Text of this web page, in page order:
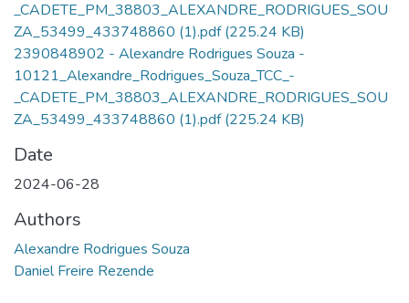
_CADETE_PM_38803_ALEXANDRE_RODRIGUES_SOU
ZA_53499_433748860 (1).pdf(225.24 KB)
2390848902 - Alexandre Rodrigues Souza -
10121_Alexandre_Rodrigues_Souza_TCC_-
_CADETE_PM_38803_ALEXANDRE_RODRIGUES_SOU
ZA_53499_433748860 (1).pdf(225.24 KB)
Date
2024-06-28
Authors
Alexandre Rodrigues Souza
Daniel Freire Rezende